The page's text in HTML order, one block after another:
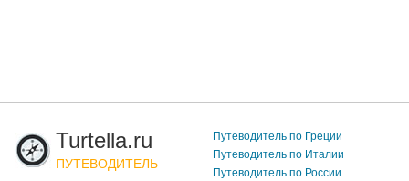
Turtella.ru
ПУТЕВОДИТЕЛЬ
Путеводитель по Греции
Путеводитель по Италии
Путеводитель по России